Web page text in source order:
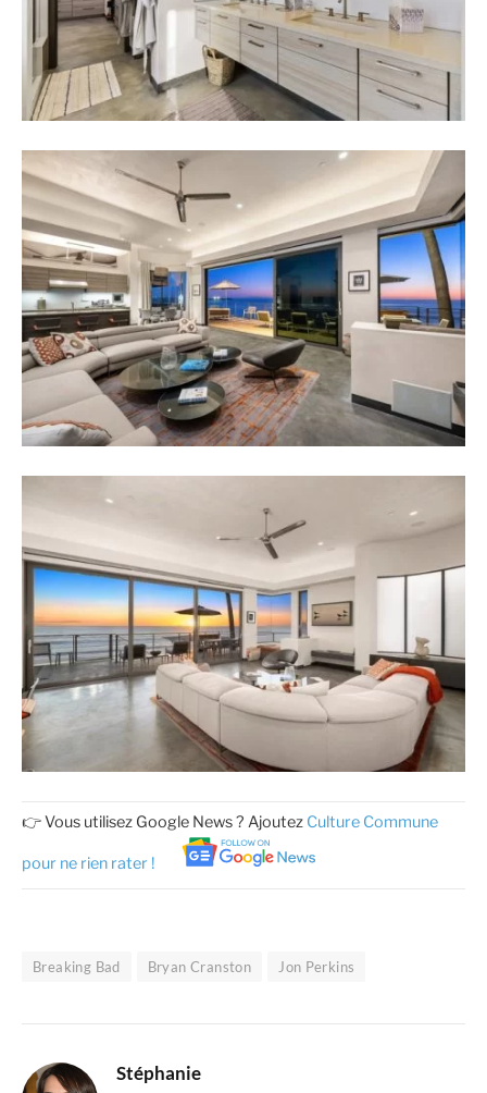
👉 Vous utilisez Google News ? Ajoutez Culture Commune
pour ne rien rater !
Breaking Bad Bryan Cranston Jon Perkins
Stéphanie